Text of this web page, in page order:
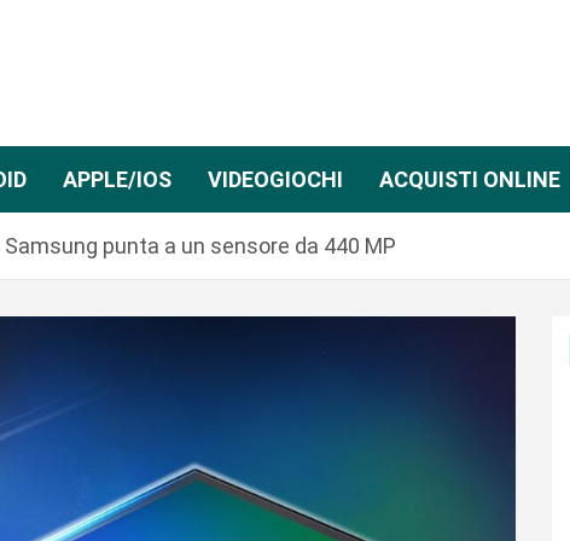
APPLE/IOS VIDEOGIOCHI ACQUISTI ONLINE
punta a un sensore da 440 MP